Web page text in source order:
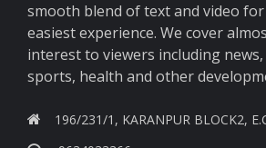
smooth blend of text and video
easiest experience. We cover
interest to viewers including
sports, health and other
196/231/1, KARANPUR BLOCK2,